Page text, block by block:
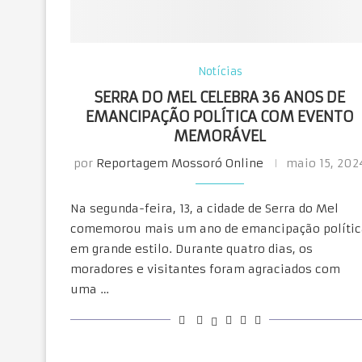
Notícias
SERRA DO MEL CELEBRA 36 ANOS DE
EMANCIPAÇÃO POLÍTICA COM EVENTO
MEMORÁVEL
por Reportagem Mossoró Online maio 15,
Na segunda-feira, 13, a cidade de Serra do Mel
comemorou mais um ano de emancipação
em grande estilo. Durante quatro dias, os
moradores e visitantes foram agraciados com
uma …